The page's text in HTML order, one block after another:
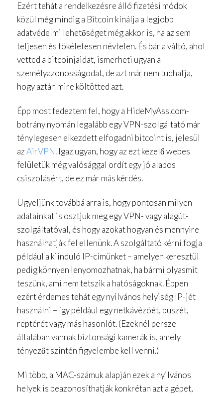
Ezért tehát a rendelkezésre álló fizetési módok
közül még mindig a Bitcoin kínálja a legjobb
adatvédelmi lehetőséget még akkor is, ha az sem
teljesen és tökéletesen névtelen. És bár a váltó, ahol
vetted a bitcoinjaidat, ismerheti ugyan a
személyazonosságodat, de azt már nem tudhatja,
hogy aztán mire költötted azt.
Épp most fedeztem fel, hogy a HideMyAss.com-
botrány nyomán legalább egy VPN-szolgáltató már
ténylegesen elkezdett elfogadni bitcoint is, jelesül
azAirVPN. Igaz ugyan, hogy az ezt kezelő webes
felületük még valósággal ordít egy jó alapos
csiszolásért, de ez már más kérdés.
Ügyeljünk továbbá arra is, hogy pontosan milyen
adatainkat is osztjuk meg egy VPN- vagy alagút-
szolgáltatóval, és hogy azokat hogyan és mennyire
használhatják fel ellenünk. A szolgáltató kérni fogja
például a kiinduló IP-címünket – amelyen keresztül
pedig könnyen lenyomozhatnak, ha bármi olyasmit
teszünk, ami nem tetszik a hatóságoknak. Éppen
ezért érdemes tehát egy nyilvános helyiség IP-jét
használni – így például egy netkávézóét, buszét,
reptérét vagy más hasonlót. (Ezeknél persze
általában vannak biztonsági kamerák is, amely
tényezőt szintén figyelembe kell venni.)
Mi több, a MAC-számuk alapján ezek a nyilvános
helyek is beazonosíthatják konkrétan azt a gépet,